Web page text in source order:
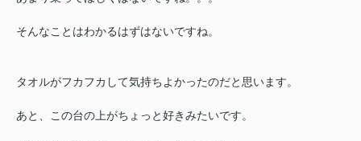
そんなことはわかるはずはないですね。
タオルがフカフカして気持ちよかったのだと思います。
あと、この台の上がちょっと好きみたいです。